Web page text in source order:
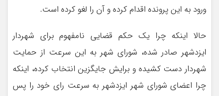
ورود به این پرونده اقدام کرده و آن را لغو کرده است.
حالا اینکه چرا یک حکم قضایی نامفهوم برای شهردار
ایزدشهر صادر شده، شورای شهر به این سرعت از حمایت
شهردار دست کشیده و برایش جایگزین انتخاب کرده، اینکه
چرا اعضای شورای شهر ایزدشهر به سرعت رای خود را پس